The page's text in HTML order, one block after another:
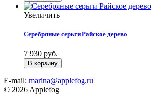
Увеличить
Серебряные серьги Райское дерево
7 930 руб.
E-mail: marina@applefog.ru
© 2026 Applefog